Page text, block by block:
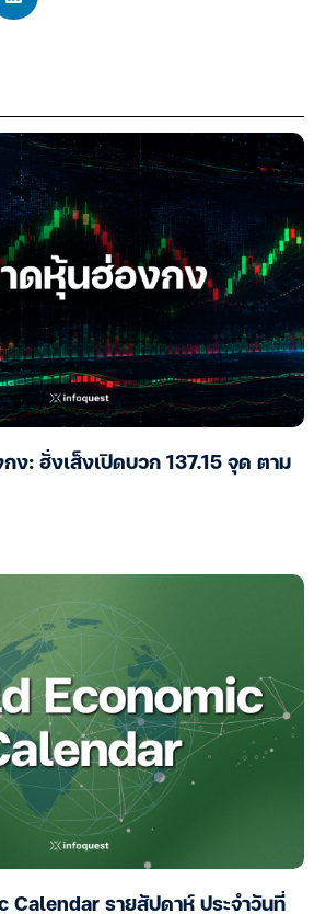
ง: ฮั่งเส็งเปิดบวก 137.15 จุด ตาม
Calendar รายสัปดาห์ ประจำวันที่